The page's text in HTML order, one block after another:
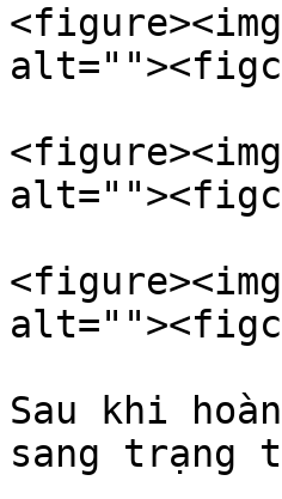
Sau khi
sang trạng